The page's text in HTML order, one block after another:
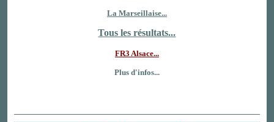
La Marseillaise...
Tous les résultats...
FR3 Alsace...
Plus d'infos...